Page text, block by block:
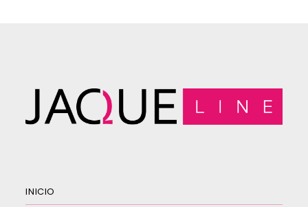
INICIO